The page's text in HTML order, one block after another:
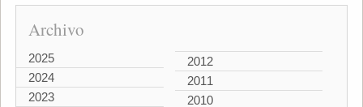
Archivo
2025
2024
2023
2012
2011
2010